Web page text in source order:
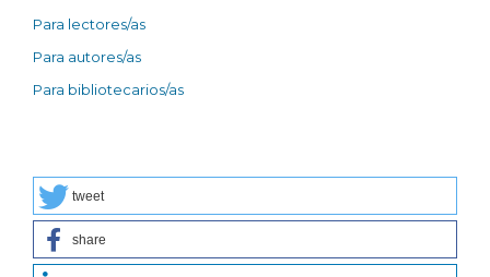
Para lectores/as
Para autores/as
Para bibliotecarios/as
tweet
share